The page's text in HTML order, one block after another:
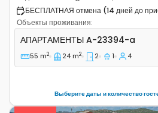
БЕСПЛАТНАЯ отмена (14 дней до
Объекты проживания:
Двухкомнатные
АПАРТАМЕНТЫ A-23394-a
55 m2 24 m2 2 1 4
Выберите даты и количество